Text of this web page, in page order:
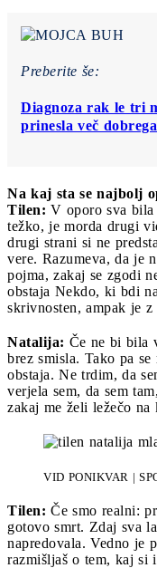
Preberite še:
Diagnoza rak le tri
prinesla več
Na kaj sta se najbolj
Tilen: V oporo sva
težko, je morda drugi
drugi strani si ne
vere. Razumeva, da je
pojma, zakaj se zgodi
obstaja Nekdo, ki bdi
skrivnosten, ampak je z
Natalija: Če ne bi bila
brez smisla. Tako pa
obstaja. Ne trdim, da
verjela sem, da sem
zakaj me želi ležečo na
VID PONIKVAR |
Tilen: Če smo realni:
gotovo smrt. Zdaj sva
napredovala. Vedno je
razmišljaš o tem, kaj